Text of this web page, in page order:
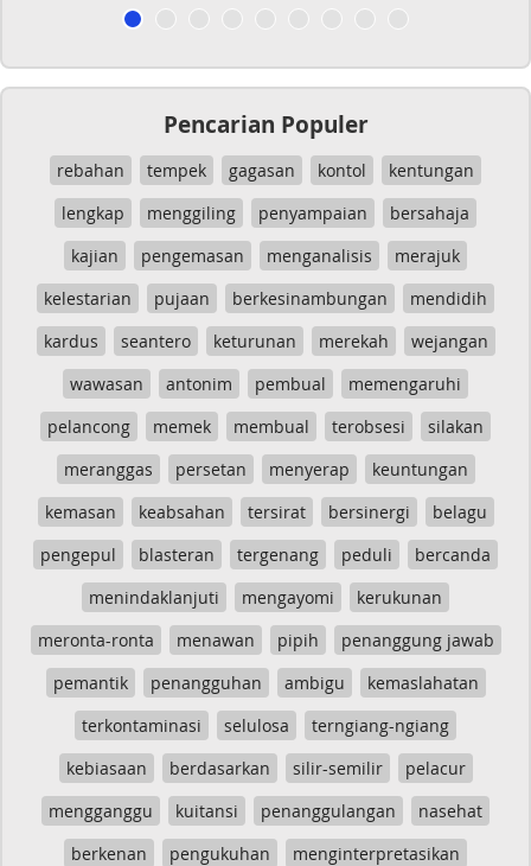
Pencarian Populer
rebahan tempek gagasan kontol
kentungan
lengkap
menggiling penyampaian
bersahaja
kajian
pengemasan menganalisis
merajuk
kelestarian
pujaan berkesinambungan
mendidih
kardus
seantero keturunan merekah
wejangan
wawasan
antonim pembual
memengaruhi
pelancong
memek membual terobsesi
silakan
meranggas
persetan menyerap
keuntungan
kemasan
keabsahan tersirat bersinergi
belagu
pengepul
blasteran tergenang peduli
bercanda
menindaklanjuti
mengayomi
kerukunan
meronta-ronta
menawan pipih
penanggung jawab
pemantik
penangguhan ambigu
kemaslahatan
terkontaminasi
selulosa
terngiang-ngiang
kebiasaan
berdasarkan silir-semilir
pelacur
mengganggu
kuitansi penanggulangan
nasehat
berkenan
pengukuhan menginterpretasikan